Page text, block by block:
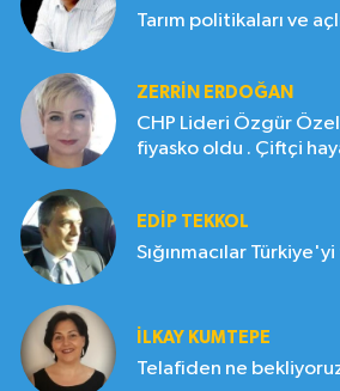
Tarım politikaları ve
ZERRIN ERDOĞAN
CHP Lideri Özgür
fiyasko oldu . Çiftçi
EDIP TEKKOL
Sığınmacılar
İLKAY KUMTEPE
Telafiden ne